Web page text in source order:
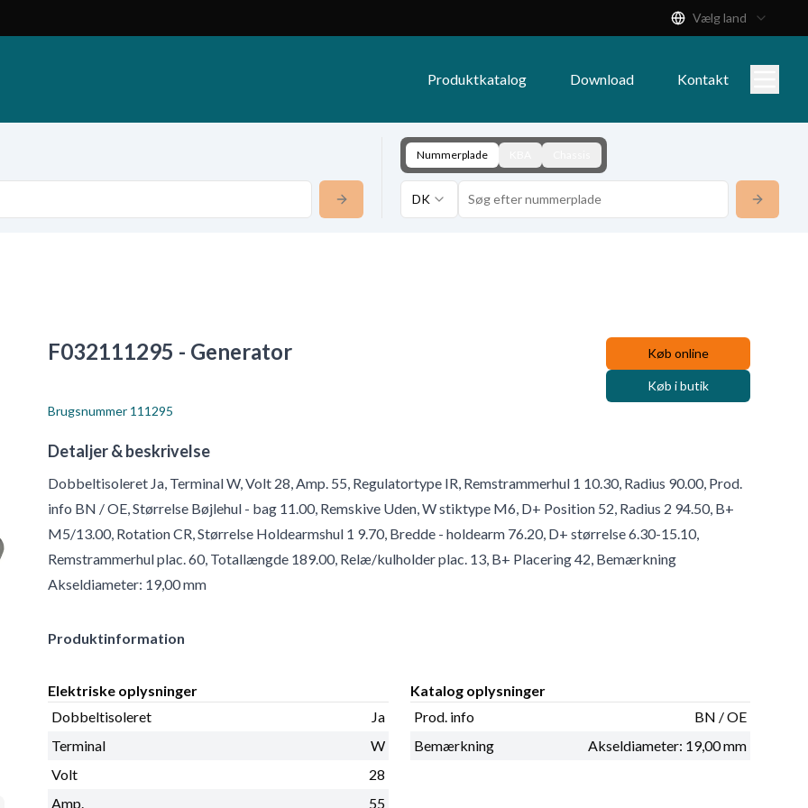
Vælg land
Produktkatalog Download Kontakt
Nummerplade
DK
F032111295 - Generator Køb online
Køb i butik
Brugsnummer 111295
Detaljer & beskrivelse
Dobbeltisoleret Ja, Terminal W, Volt 28, Amp. 55, Regulatortype IR, Remstrammerhul 1 10.30, Radius 90.00, Prod.
info BN / OE, Størrelse Bøjlehul - bag 11.00, Remskive Uden, W stiktype M6, D+ Position 52, Radius 2 94.50, B+
M5/13.00, Rotation CR, Størrelse Holdearmshul 1 9.70, Bredde - holdearm 76.20, D+ størrelse 6.30-15.10,
Remstrammerhul plac. 60, Totallængde 189.00, Relæ/kulholder plac. 13, B+ Placering 42, Bemærkning
Akseldiameter: 19,00 mm
Produktinformation
Elektriske oplysninger
Dobbeltisoleret
Ja
Terminal
W
Volt
28
Amp.
55
Katalog oplysninger
Prod. info
BN / OE
Bemærkning
Akseldiameter: 19,00 mm